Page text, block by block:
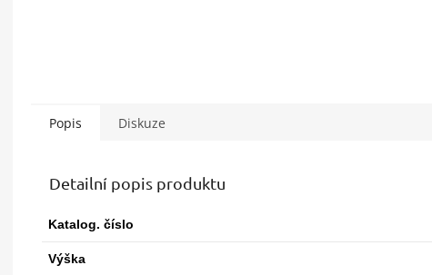
Popis Diskuze
Detailní popis produktu
Katalog. číslo
Výška